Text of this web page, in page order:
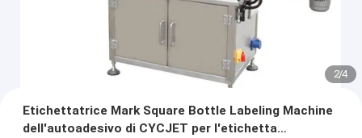
2/4
Etichettatrice Mark Square Bottle Labeling Machine
dell'autoadesivo di CYCJET per l'etichetta